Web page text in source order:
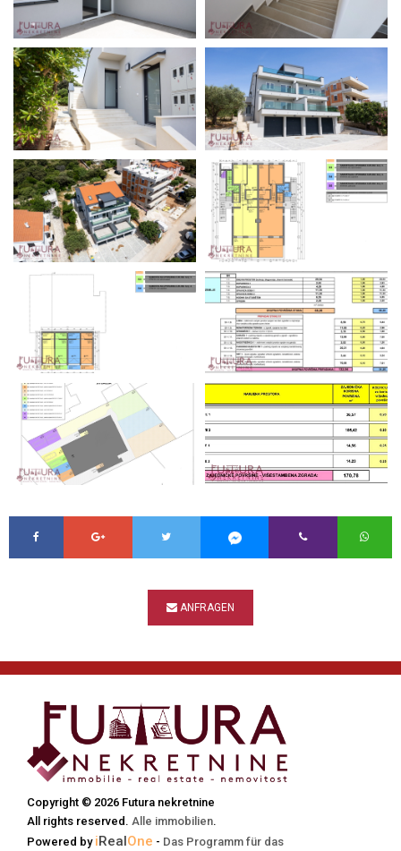
ANFRAGEN
Copyright © 2026 Futura nekretnine
All rights reserved. Alle immobilien.
Powered by iReal One - Das Programm für das